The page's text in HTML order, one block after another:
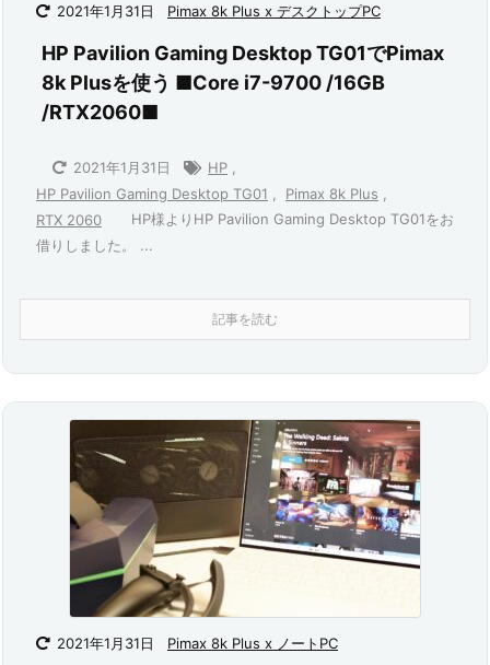
2021年1月31日 Pimax 8k Plus x デスクトップPC
HP Pavilion Gaming Desktop TG01でPimax
8k Plusを使う ■Core i7-9700 /16GB
/RTX2060■
2021年1月31日 HP
HP Pavilion Gaming Desktop TG01
Pimax 8k Plus
RTX 2060
HP様よりHP Pavilion Gaming Desktop TG01をお
借りしました。 ...
記事を読む
2021年1月31日 Pimax 8k Plus x ノートPC